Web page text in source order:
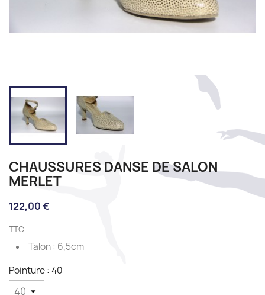
CHAUSSURES DANSE DE SALON
MERLET
122,00 €
TTC
Talon : 6,5cm
Pointure : 40